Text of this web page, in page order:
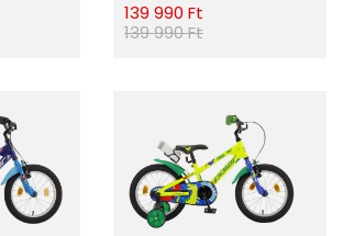
139 990 Ft
139 990 Ft